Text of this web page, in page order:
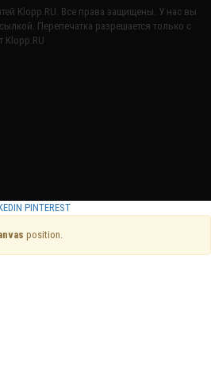
Klopp.RU. Все права защищены. У нас вы
Перепечатка разрешается только с
Klopp.RU
PINTEREST
position.